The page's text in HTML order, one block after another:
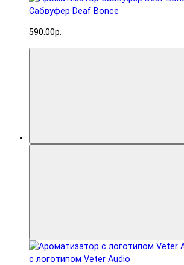
Сабвуфер Deaf Bonce
590.00р.
с логотипом Veter Audio